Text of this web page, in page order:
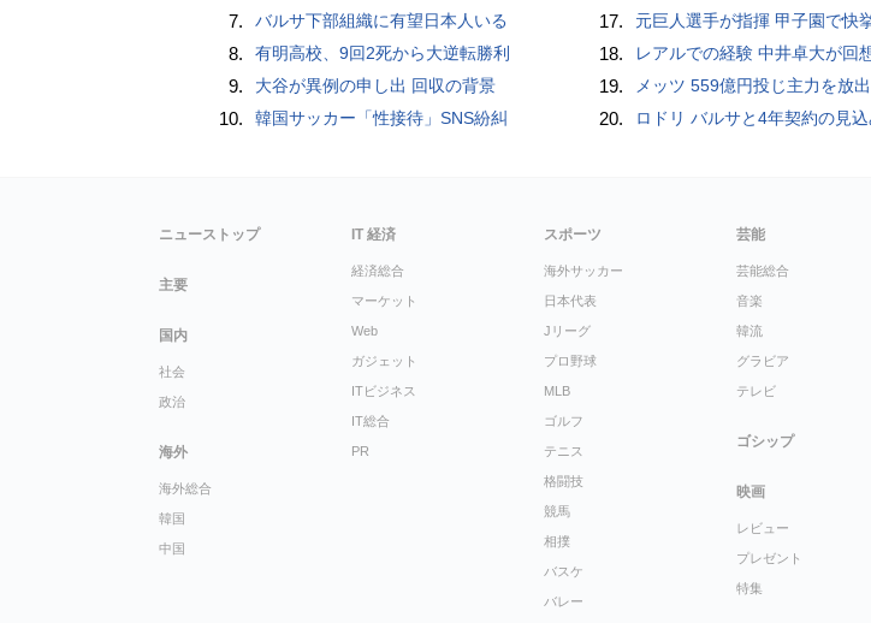
7. バルサ下部組織に有望日本人いる
8. 有明高校、9回2死から大逆転勝利
9. 大谷が異例の申し出 回収の背景
10. 韓国サッカー「性接待」SNS紛糾
17. 元巨人選手が指揮 甲子園で快
18. レアルでの経験 中井卓大が回
19. メッツ 559億円投じ主力を放出
20. ロドリ バルサと4年契約の見込
ニューストップ
主要
国内
社会
政治
海外
海外総合
韓国
中国
IT 経済
経済総合
マーケット
Web
ガジェット
ITビジネス
IT総合
PR
スポーツ
海外サッカー
日本代表
Jリーグ
プロ野球
MLB
ゴルフ
テニス
格闘技
競馬
相撲
バスケ
バレー
芸能
芸能総合
音楽
韓流
グラビア
テレビ
ゴシップ
映画
レビュー
プレゼント
特集